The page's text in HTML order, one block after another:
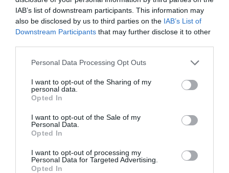
IAB’s list of downstream participants. This information may
also be disclosed by us to third parties on the IAB’s List of
Downstream Participants that may further disclose it to other
Personal Data Processing Opt Outs
I want to opt-out of the Sharing of my
personal data.
Opted In
I want to opt-out of the Sale of my
Personal Data.
Opted In
I want to opt-out of processing my
Personal Data for Targeted Advertising.
Opted In
España
Palabra de técnico
Marc Menchén